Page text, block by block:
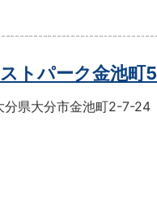
トパーク金池町5
分県大分市金池町2-7-24